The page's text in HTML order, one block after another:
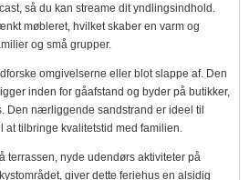
så du kan streame dit yndlingsindhold.
møbleret, hvilket skaber en varm og
og små grupper.
omgivelserne eller blot slappe af. Den
inden for gåafstand og byder på butikker,
Den nærliggende sandstrand er ideel til
at tilbringe kvalitetstid med familien.
terrassen, nyde udendørs aktiviteter på
giver dette feriehus en alsidig